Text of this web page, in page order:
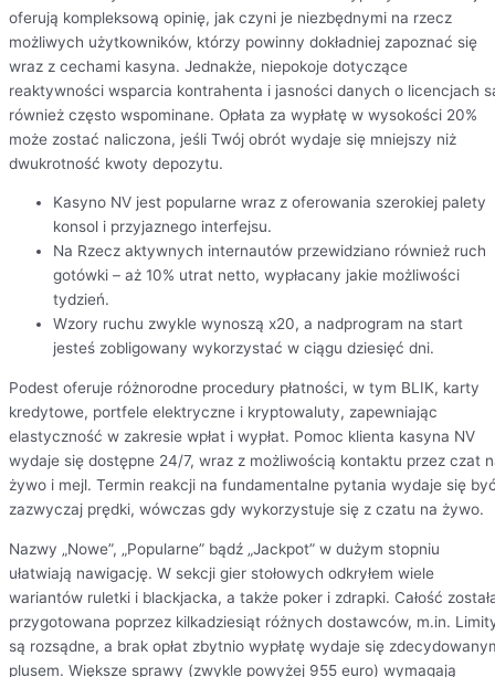
oferują kompleksową opinię, jak czyni je niezbędnymi na rzecz
możliwych użytkowników, którzy powinny dokładniej zapoznać się
wraz z cechami kasyna. Jednakże, niepokoje dotyczące
reaktywności wsparcia kontrahenta i jasności danych o licencjach
również często wspominane. Opłata za wypłatę w wysokości 20%
może zostać naliczona, jeśli Twój obrót wydaje się mniejszy niż
dwukrotność kwoty depozytu.
Kasyno NV jest popularne wraz z oferowania szerokiej palety
konsol i przyjaznego interfejsu.
Na Rzecz aktywnych internautów przewidziano również ruch
gotówki – aż 10% utrat netto, wypłacany jakie możliwości
tydzień.
Wzory ruchu zwykle wynoszą x20, a nadprogram na start
jesteś zobligowany wykorzystać w ciągu dziesięć dni.
Podest oferuje różnorodne procedury płatności, w tym BLIK, karty
kredytowe, portfele elektryczne i kryptowaluty, zapewniając
elastyczność w zakresie wpłat i wypłat. Pomoc klienta kasyna NV
wydaje się dostępne 24/7, wraz z możliwością kontaktu przez czat
żywo i mejl. Termin reakcji na fundamentalne pytania wydaje się
zazwyczaj prędki, wówczas gdy wykorzystuje się z czatu na żywo.
Nazwy „Nowe”, „Popularne” bądź „Jackpot” w dużym stopniu
ułatwiają nawigację. W sekcji gier stołowych odkryłem wiele
wariantów ruletki i blackjacka, a także poker i zdrapki. Całość
przygotowana poprzez kilkadziesiąt różnych dostawców, m.in.
są rozsądne, a brak opłat zbytnio wypłatę wydaje się
plusem. Większe sprawy (zwykle powyżej 955 euro) wymagają